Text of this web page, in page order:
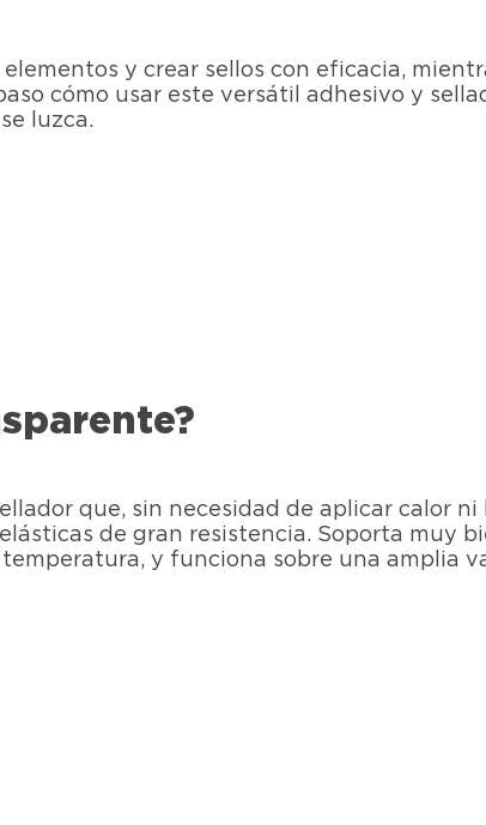
y crear sellos con eficacia,
cómo usar este versátil adhesivo y
luzca.
que, sin necesidad de aplicar calor
de gran resistencia. Soporta muy
y funciona sobre una amplia